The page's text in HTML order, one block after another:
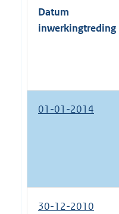
Datum
inwerkingtreding
01-01-2014
30-12-2010